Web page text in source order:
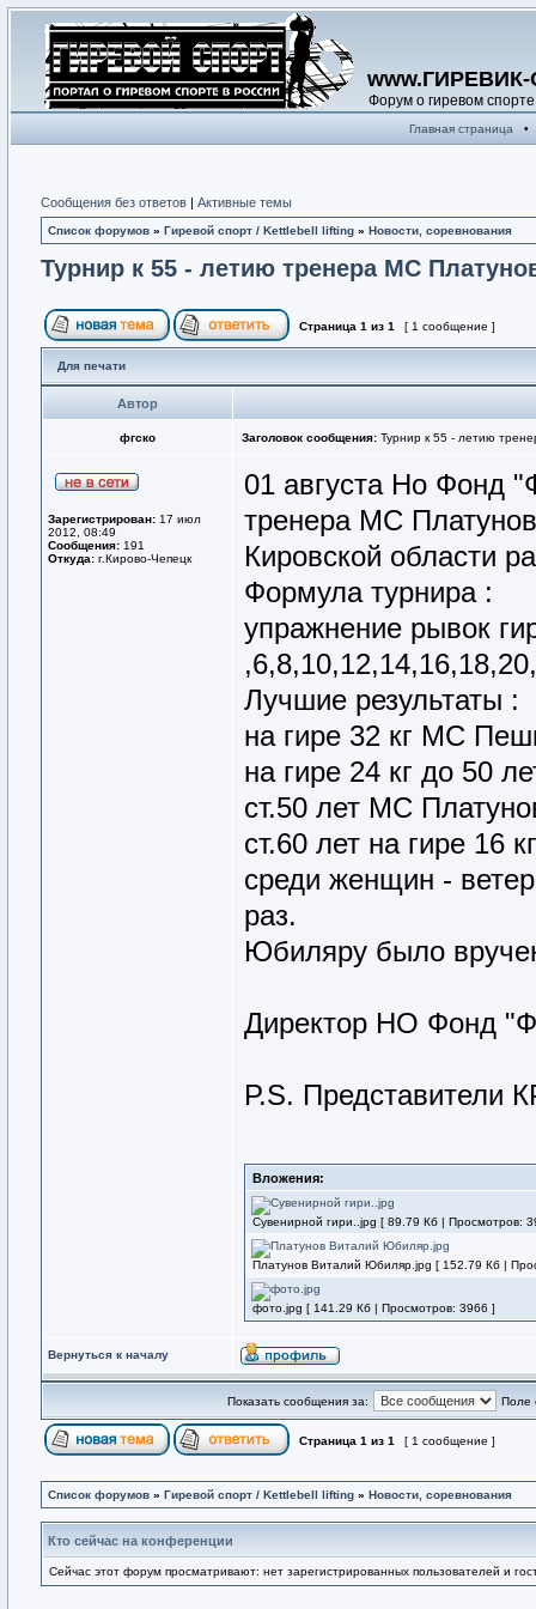
Форум о гиревом спорте
Главная страница •
Сообщения без ответов | Активные темы
Список форумов » Гиревой спорт / Kettlebell lifting » Новости, соревнования
Турнир к 55 - летию тренера МС
Страница 1 из 1 [ 1 сообщение ]
Для печати
Автор
фгско Заголовок сообщения: Турнир к 55 - летию
Зарегистрирован: 17 июл
2012, 08:49
Сообщения: 191
Откуда: г.Кирово-Чепецк
01 августа Но Фонд
тренера МС
Кировской области
Формула турнира :
упражнение рывок
Лучшие результаты :
на гире 32 кг МС
на гире 24 кг до 50
ст.50 лет МС
ст.60 лет на гире 16
среди женщин -
раз.
Юбиляру было
Директор НО Фонд
Р.S. Представители
Вложения:
Сувенирной гири..jpg [ 89.79 Кб | Просмотров:
Платунов Виталий Юбиляр.jpg [ 152.79 Кб |
фото.jpg [ 141.29 Кб | Просмотров: 3966 ]
Вернуться к началу
Показать сообщения за: Поле
Страница 1 из 1 [ 1 сообщение ]
Список форумов » Гиревой спорт / Kettlebell lifting » Новости, соревнования
Кто сейчас на конференции
Сейчас этот форум просматривают: нет зарегистрированных пользователей и